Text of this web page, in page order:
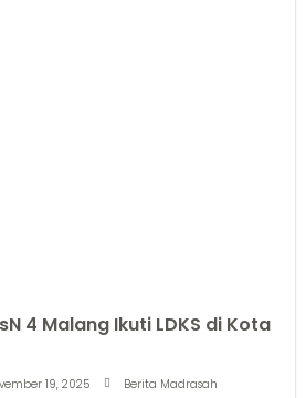
4 Malang Ikuti LDKS di Kota
19, 2025 Berita Madrasah